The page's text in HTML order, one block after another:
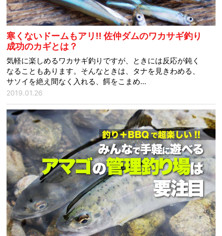
寒くないドームもアリ!! 佐仲ダムのワカサギ釣り
成功のカギとは？
気軽に楽しめるワカサギ釣りですが、ときには反応が鈍く
なることもあります。そんなときは、タナを見きわめる、
サソイを絶え間なく入れる、餌をこまめ...
2019.01.26